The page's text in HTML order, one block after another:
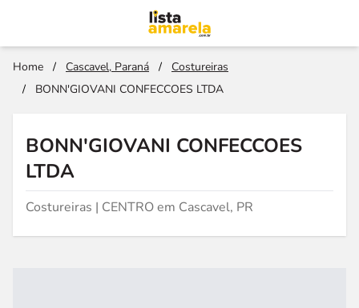
Home / Cascavel, Paraná /
Costureiras
/
BONN'GIOVANI CONFECCOES LTDA
BONN'GIOVANI CONFECCOES
LTDA
Costureiras | CENTRO em Cascavel, PR